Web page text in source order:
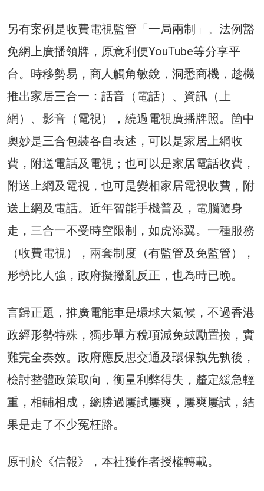
另有案例是收費電視監管「一局兩制」。法例豁
免網上廣播領牌，原意利便YouTube等分享平
台。時移勢易，商人觸角敏銳，洞悉商機，趁機
推出家居三合一：話音（電話）、資訊（上
網）、影音（電視），繞過電視廣播牌照。箇中
奧妙是三合包裝各自表述，可以是家居上網收
費，附送電話及電視；也可以是家居電話收費，
附送上網及電視，也可是變相家居電視收費，附
送上網及電話。近年智能手機普及，電腦隨身
走，三合一不受時空限制，如虎添翼。一種服務
（收費電視），兩套制度（有監管及免監管），
形勢比人強，政府擬撥亂反正，也為時已晚。
言歸正題，推廣電能車是環球大氣候，不過香港
政經形勢特殊，獨步單方稅項減免鼓勵置換，實
難完全奏效。政府應反思交通及環保孰先孰後，
檢討整體政策取向，衡量利弊得失，釐定緩急輕
重，相輔相成，總勝過屢試屢爽，屢爽屢試，結
果是走了不少冤枉路。
原刊於《信報》，本社獲作者授權轉載。